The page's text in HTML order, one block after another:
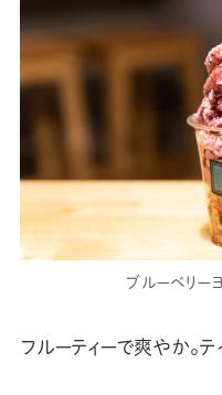
ブルーベリー
フルーティーで爽やか。テ